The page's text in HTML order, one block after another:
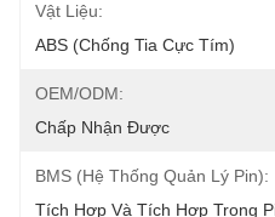
Vật Liệu:
ABS (chống Tia Cực Tím)
OEM/ODM:
Chấp Nhận Được
BMS (Hệ Thống Quản Lý Pin):
Tích Hợp Và Tích Hợp Trong